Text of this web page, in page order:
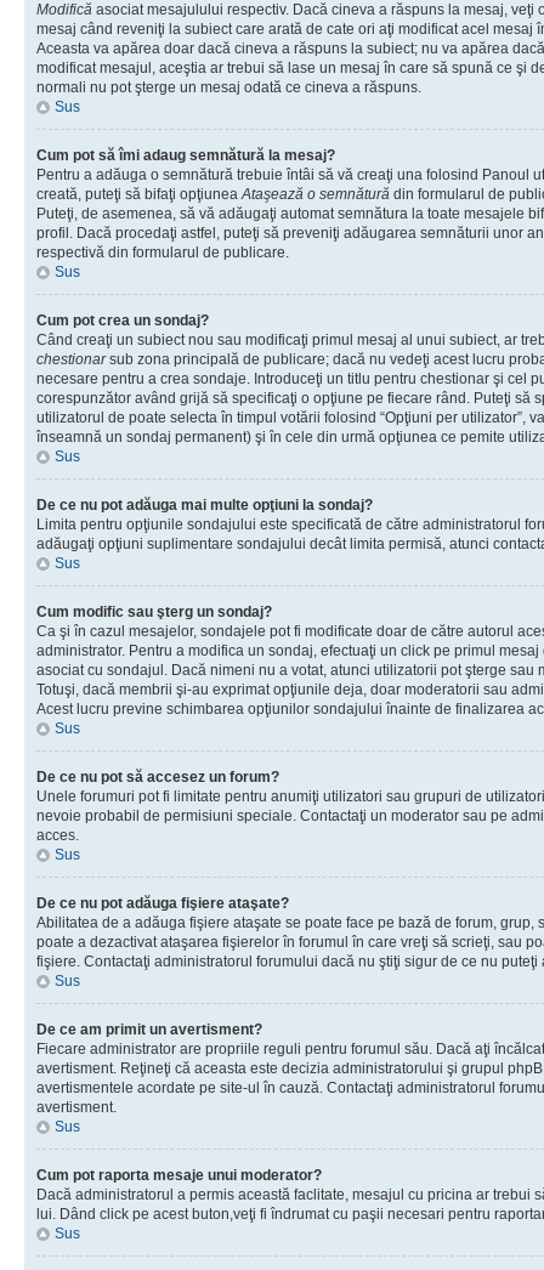
Modifică asociat mesajulului respectiv. Dacă cineva a răspuns la mesaj, veţi
mesaj când reveniţi la subiect care arată de cate ori aţi modificat acel mesaj
Aceasta va apărea doar dacă cineva a răspuns la subiect; nu va apărea
modificat mesajul, aceştia ar trebui să lase un mesaj în care să spună ce şi
normali nu pot şterge un mesaj odată ce cineva a răspuns.
Sus
Cum pot să îmi adaug semnătură la mesaj?
Pentru a adăuga o semnătură trebuie întâi să vă creaţi una folosind Panoul
creată, puteţi să bifaţi opţiuneaAtaşează o semnătură din formularul de
Puteţi, de asemenea, să vă adăugaţi automat semnătura la toate mesajele
profil. Dacă procedaţi astfel, puteţi să preveniţi adăugarea semnăturii unor
respectivă din formularul de publicare.
Sus
Cum pot crea un sondaj?
Când creaţi un subiect nou sau modificaţi primul mesaj al unui subiect, ar
chestionarsub zona principală de publicare; dacă nu vedeţi acest lucru
necesare pentru a crea sondaje. Introduceţi un titlu pentru chestionar şi cel
corespunzător având grijă să specificaţi o opţiune pe fiecare rând. Puteţi să
utilizatorul de poate selecta în timpul votării folosind “Opţiuni per utilizator”,
înseamnă un sondaj permanent) şi în cele din urmă opţiunea ce pemite
Sus
De ce nu pot adăuga mai multe opţiuni la sondaj?
Limita pentru opţiunile sondajului este specificată de către administratorul
adăugaţi opţiuni suplimentare sondajului decât limita permisă, atunci
Sus
Cum modific sau şterg un sondaj?
Ca şi în cazul mesajelor, sondajele pot fi modificate doar de către autorul
administrator. Pentru a modifica un sondaj, efectuaţi un click pe primul
asociat cu sondajul. Dacă nimeni nu a votat, atunci utilizatorii pot şterge
Totuşi, dacă membrii şi-au exprimat opţiunile deja, doar moderatorii sau
Acest lucru previne schimbarea opţiunilor sondajului înainte de finalizarea
Sus
De ce nu pot să accesez un forum?
Unele forumuri pot fi limitate pentru anumiţi utilizatori sau grupuri de
nevoie probabil de permisiuni speciale. Contactaţi un moderator sau pe
acces.
Sus
De ce nu pot adăuga fişiere ataşate?
Abilitatea de a adăuga fişiere ataşate se poate face pe bază de forum, grup,
poate a dezactivat ataşarea fişierelor în forumul în care vreţi să scrieţi, sau
fişiere. Contactaţi administratorul forumului dacă nu ştiţi sigur de ce nu
Sus
De ce am primit un avertisment?
Fiecare administrator are propriile reguli pentru forumul său. Dacă aţi
avertisment. Reţineţi că aceasta este decizia administratorului şi grupul
avertismentele acordate pe site-ul în cauză. Contactaţi administratorul
avertisment.
Sus
Cum pot raporta mesaje unui moderator?
Dacă administratorul a permis această faclitate, mesajul cu pricina ar trebui
lui. Dând click pe acest buton,veţi fi îndrumat cu paşii necesari pentru
Sus